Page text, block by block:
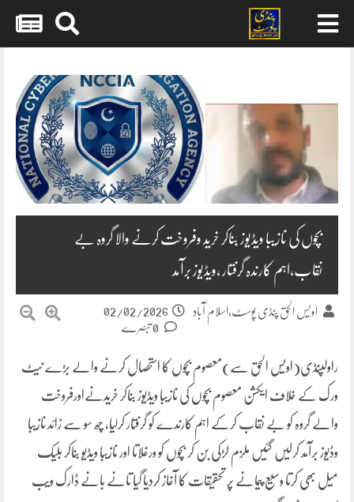
بچوں کی نازیبا ویڈیوز بناکر خرید وفروخت کرنے والا گروہ بے
نقاب،اہم کارندہ گرفتار ،ویڈیوز برآمد
اویس الحق پنڈی پوسٹ،اسلام آباد
02/02/2026
راولپنڈی(اویس الحق سے)معصوم بچوں کا استحصال کرنے والے بڑے نیٹ
ورک کے خلاف ایکشن معصوم بچوں کی نازیبا ویڈیوز بناکر خریدنےاورفروخت
والے گروہ کو بے نقاب کرکے اہم کارندے کو گرفتار کرلیا، چھ سو سے زائد نازیبا
وڈیوز برآمد کرلیں گئیں ملزم لڑکی بن کر بچوں کو ورغلاتا اور نازیبا ویڈیو بناکر بلیک
میل بھی کرتا وسیع پیمانے پر تحقیقات کا آغاز کردیا گیا تانے بانے ڈارک ویب